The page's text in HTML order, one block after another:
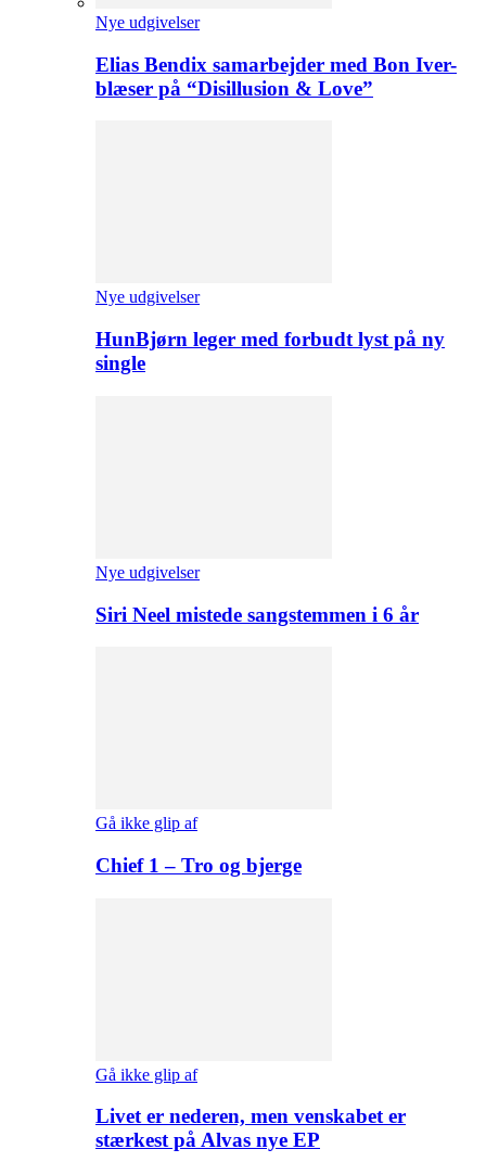
Nye udgivelser
Elias Bendix samarbejder med Bon Iver-
blæser på “Disillusion & Love”
Nye udgivelser
HunBjørn leger med forbudt lyst på ny
single
Nye udgivelser
Siri Neel mistede sangstemmen i 6 år
Gå ikke glip af
Chief 1 – Tro og bjerge
Gå ikke glip af
Livet er nederen, men venskabet er
stærkest på Alvas nye EP